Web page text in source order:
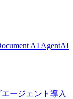
AI AgentAI
ージェント導入